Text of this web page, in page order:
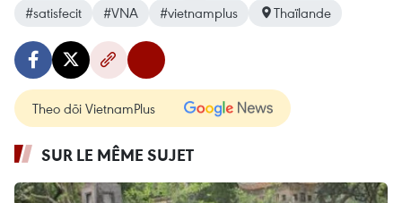
#satisfecit
#VNA #vietnamplus Thaïlande
Theo dõi VietnamPlus
SUR LE MÊME SUJET